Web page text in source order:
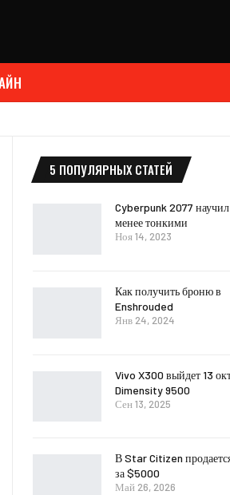
5 ПОПУЛЯРНЫХ СТАТЕЙ
Cyberpunk 2077
менее тонкими
Ноя 14, 2023
Как получить броню в
Enshrouded
Янв 24, 2024
Vivo X300 выйдет 13
Dimensity 9500
Сен 13, 2025
В Star Citizen
за $5000
Май 26, 2026